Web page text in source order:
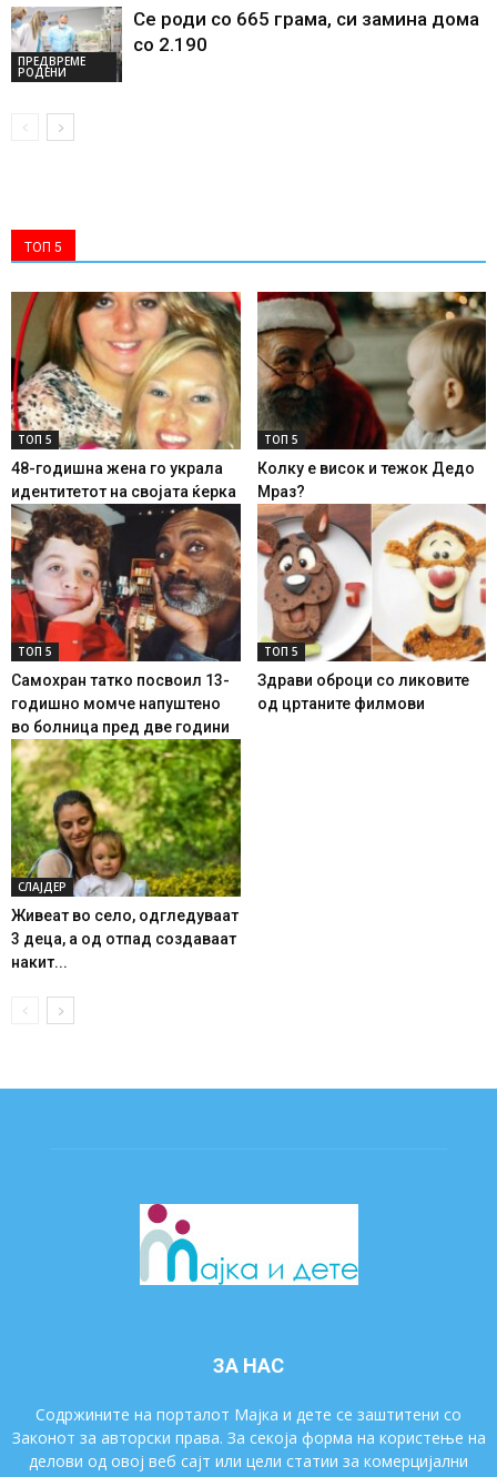
ПРЕДВРЕМЕ
РОДЕНИ
Се роди со 665 грама, си замина дома
со 2.190
ТОП 5
ТОП 5
48-годишна жена го украла
идентитетот на својата ќерка
ТОП 5
Колку е висок и тежок Дедо
Мраз?
ТОП 5
Самохран татко посвоил 13-
годишно момче напуштено
во болница пред две години
ТОП 5
Здрави оброци со ликовите
од цртаните филмови
СЛАЈДЕР
Живеат во село, одгледуваат
3 деца, а од отпад создаваат
накит...
ЗА НАС
Содржините на порталот Мајка и дете се заштитени со
Законот за авторски права. За секоја форма на користење на
делови од овој веб сајт или цели статии за комерцијални